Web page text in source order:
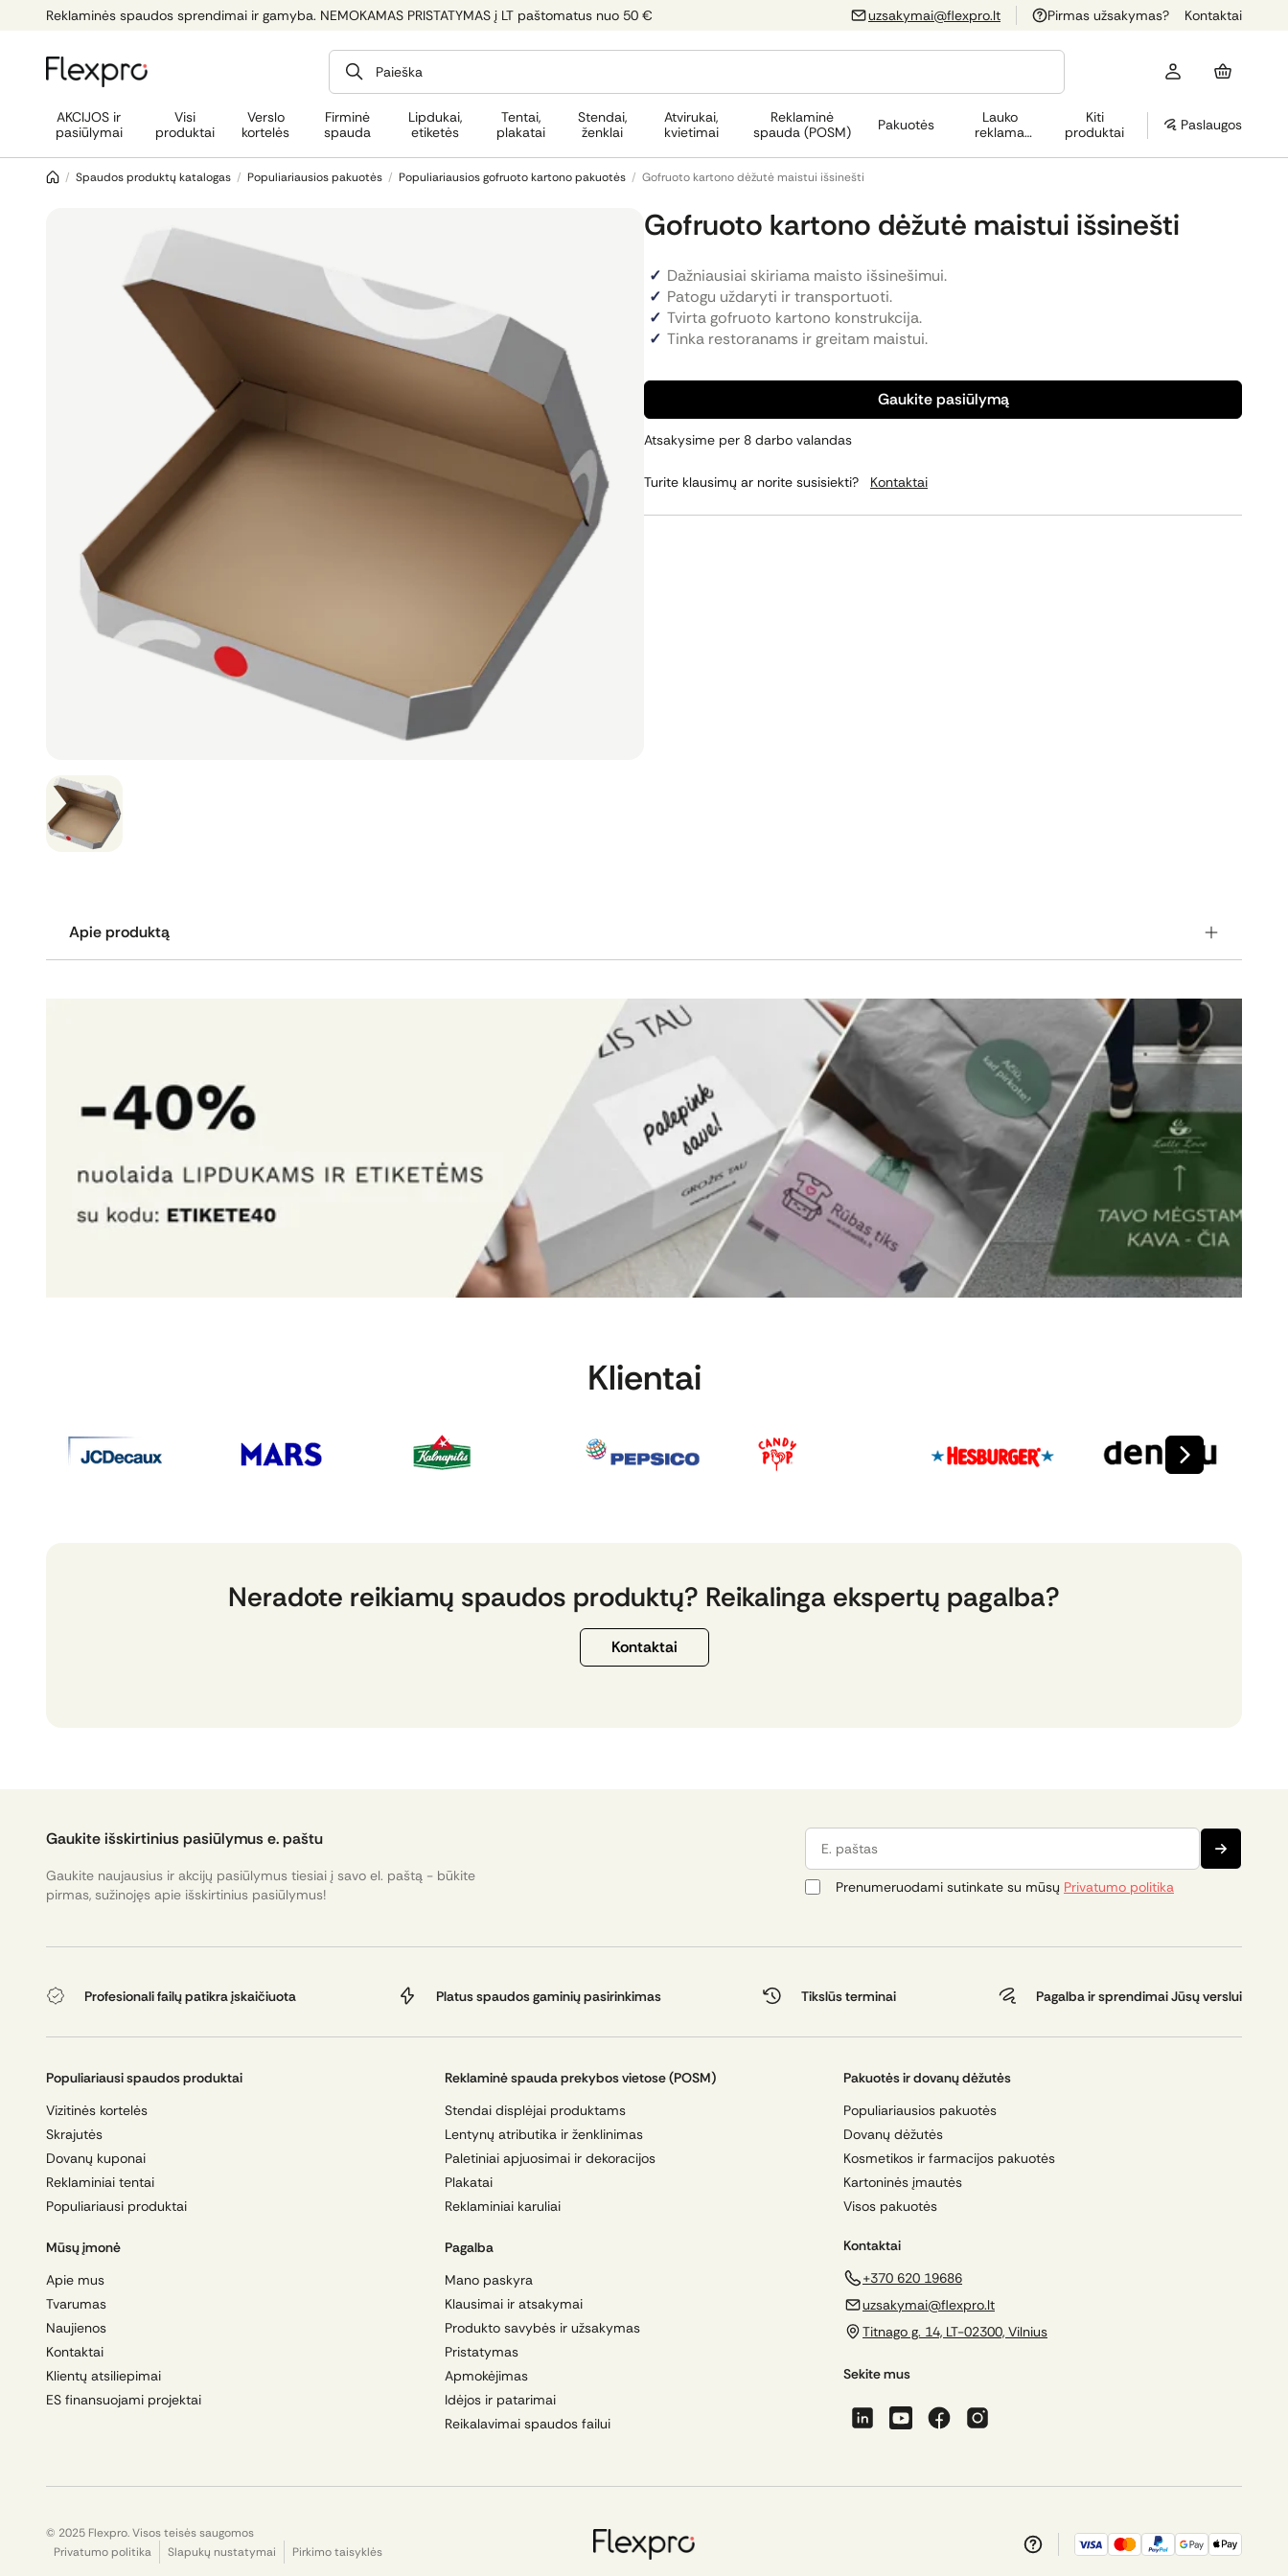
Reklaminės spaudos sprendimai ir gamyba. NEMOKAMAS PRISTATYMAS į LT paštomatus nuo 50 € uzsakymai@flexpro.lt Pirmas užsakymas? Kontaktai
Paieška
AKCIJOS ir
pasiūlymai
Visi
produktai
Verslo
kortelės
Firminė
spauda
Lipdukai,
etiketės
Tentai,
plakatai
Stendai,
ženklai
Atvirukai,
kvietimai
Reklaminė
spauda (POSM)
Pakuotės
Lauko
reklama
Kiti
produktai
Paslaugos
/ Spaudos produktų katalogas / Populiariausios pakuotės / Populiariausios gofruoto kartono pakuotės / Gofruoto kartono dėžutė maistui išsinešti
Gofruoto kartono dėžutė maistui išsinešti
Dažniausiai skiriama maisto išsinešimui.
Patogu uždaryti ir transportuoti.
Tvirta gofruoto kartono konstrukcija.
Tinka restoranams ir greitam maistui.
Gaukite pasiūlymą
Atsakysime per 8 darbo valandas
Turite klausimų ar norite susisiekti? Kontaktai
Apie produktą
Pagal Jūsų verslo poreikius galime sukurti unikalų pakavimo sprendimą šių ar kitų standartų pagrindu. Susisiekite dėl naujo pakuotės projekto!
Klientai
Neradote reikiamų spaudos produktų? Reikalinga ekspertų pagalba?
Kontaktai
Gaukite išskirtinius pasiūlymus e. paštu
Gaukite naujausius ir akcijų pasiūlymus tiesiai į savo el. paštą - būkite
pirmas, sužinojęs apie išskirtinius pasiūlymus!
E. paštas
Prenumeruodami sutinkate su mūsų Privatumo politika
Profesionali failų patikra įskaičiuota Platus spaudos gaminių pasirinkimas Tikslūs terminai Pagalba ir sprendimai Jūsų verslui
Populiariausi spaudos produktai
Vizitinės kortelės
Skrajutės
Dovanų kuponai
Reklaminiai tentai
Populiariausi produktai
Reklaminė spauda prekybos vietose (POSM)
Stendai displėjai produktams
Lentynų atributika ir ženklinimas
Paletiniai apjuosimai ir dekoracijos
Plakatai
Reklaminiai karuliai
Pakuotės ir dovanų dėžutės
Populiariausios pakuotės
Dovanų dėžutės
Kosmetikos ir farmacijos pakuotės
Kartoninės įmautės
Visos pakuotės
Mūsų įmonė
Apie mus
Tvarumas
Naujienos
Kontaktai
Klientų atsiliepimai
ES finansuojami projektai
Pagalba
Mano paskyra
Klausimai ir atsakymai
Produkto savybės ir užsakymas
Pristatymas
Apmokėjimas
Idėjos ir patarimai
Reikalavimai spaudos failui
Kontaktai
+370 620 19686
uzsakymai@flexpro.lt
Titnago g. 14, LT-02300, Vilnius
Sekite mus
© 2025 Flexpro. Visos teisės saugomos
Privatumo politika
Slapukų nustatymai Pirkimo taisyklės